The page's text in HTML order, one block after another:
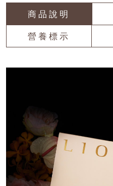
商品說明
營養標示